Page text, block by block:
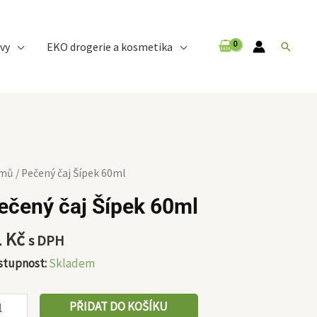
EKO drogerie a kosmetika Hledat
/ Pečený čaj Šípek 60ml
čaj Šípek 60ml
Kčs DPH
Skladem
PŘIDAT DO KOŠÍKU